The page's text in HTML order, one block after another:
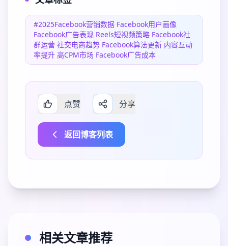
#2025Facebook营销数据 Facebook用户画像
Facebook广告表现 Reels短视频策略 Facebook社
群运营 社交电商趋势 Facebook算法更新 内容互动
率提升 高CPM市场 Facebook广告成本
点赞 分享
返回博客列表
相关文章推荐